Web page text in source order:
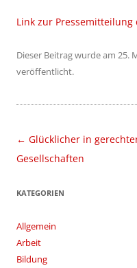
Link zur Pressemitteilung
Dieser Beitrag wurde am 25.
veröffentlicht.
Beitragsnavigation
← Glücklicher in
Gesellschaften
KATEGORIEN
Allgemein
Arbeit
Bildung